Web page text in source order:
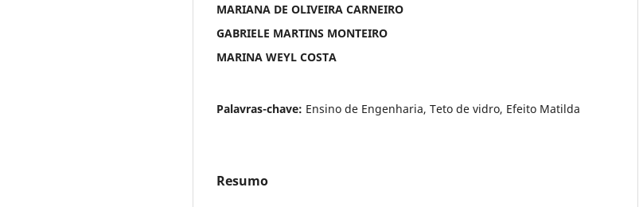
MARIANA DE OLIVEIRA CARNEIRO
GABRIELE MARTINS MONTEIRO
MARINA WEYL COSTA
Palavras-chave: Ensino de Engenharia, Teto de vidro, Efeito Matilda
Resumo